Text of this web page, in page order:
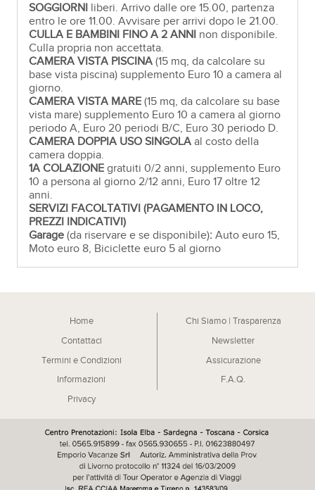
SOGGIORNI liberi. Arrivo dalle ore 15.00, partenza
entro le ore 11.00. Avvisare per arrivi dopo le 21.00.
CULLA E BAMBINI FINO A 2 ANNI non disponibile.
Culla propria non accettata.
CAMERA VISTA PISCINA (15 mq, da calcolare su
base vista piscina) supplemento Euro 10 a camera al
giorno.
CAMERA VISTA MARE (15 mq, da calcolare su base
vista mare) supplemento Euro 10 a camera al giorno
periodo A, Euro 20 periodi B/C, Euro 30 periodo D.
CAMERA DOPPIA USO SINGOLA al costo della
camera doppia.
1A COLAZIONE gratuiti 0/2 anni, supplemento Euro
10 a persona al giorno 2/12 anni, Euro 17 oltre 12
anni.
SERVIZI FACOLTATIVI (PAGAMENTO IN LOCO,
PREZZI INDICATIVI)
Garage (da riservare e se disponibile): Auto euro 15,
Moto euro 8, Biciclette euro 5 al giorno
Home
Chi Siamo | Trasparenza
Contattaci
Newsletter
Termini e Condizioni
Assicurazione
Informazioni
F.A.Q.
Privacy